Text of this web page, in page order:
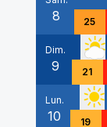
8 25
Dim.
9 21
Lun.
10 19